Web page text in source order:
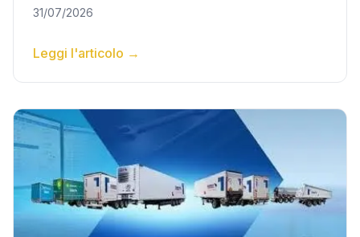
31/07/2026
Leggi l'articolo →